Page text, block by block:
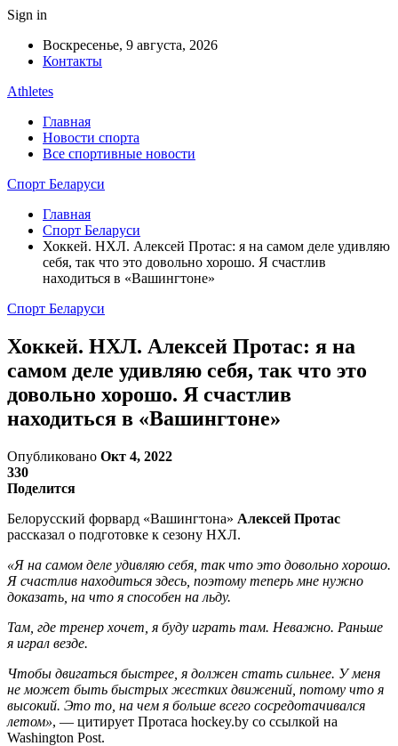
Sign in
Воскресенье, 9 августа, 2026
Контакты
Athletes
Главная
Новости спорта
Все спортивные новости
Спорт Беларуси
Главная
Спорт Беларуси
Хоккей. НХЛ. Алексей Протас: я на самом деле удивляю
себя, так что это довольно хорошо. Я счастлив
находиться в «Вашингтоне»
Спорт Беларуси
Хоккей. НХЛ. Алексей Протас: я на
самом деле удивляю себя, так что это
довольно хорошо. Я счастлив
находиться в «Вашингтоне»
Опубликовано Окт 4, 2022
330
Поделится
Белорусский форвард «Вашингтона» Алексей Протас
рассказал о подготовке к сезону НХЛ.
«Я на самом деле удивляю себя, так что это довольно хорошо.
Я счастлив находиться здесь, поэтому теперь мне нужно
доказать, на что я способен на льду.
Там, где тренер хочет, я буду играть там. Неважно. Раньше
я играл везде.
Чтобы двигаться быстрее, я должен стать сильнее. У меня
не может быть быстрых жестких движений, потому что я
высокий. Это то, на чем я больше всего сосредотачивался
летом», — цитирует Протаса hockey.by со ссылкой на
Washington Post.